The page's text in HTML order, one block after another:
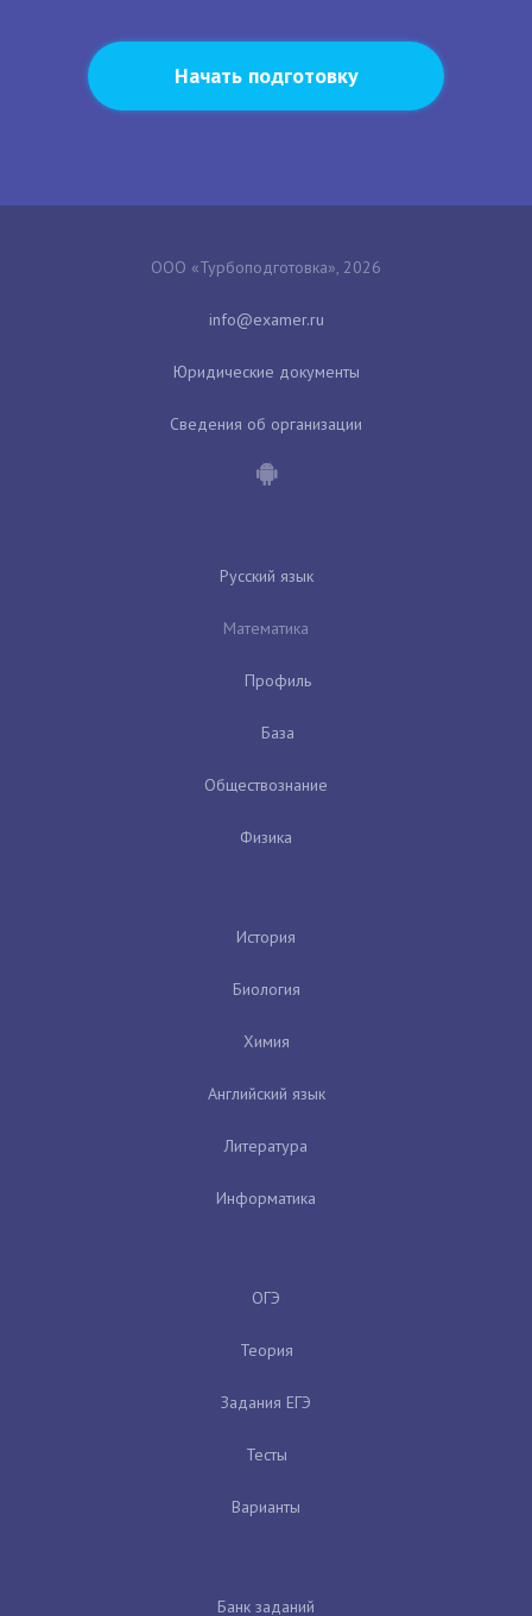
Начать подготовку
ООО «Турбоподготовка», 2026
Юридические документы
Сведения об организации
Русский язык
Математика
Профиль
База
Обществознание
Физика
История
Биология
Химия
Английский язык
Литература
Информатика
ОГЭ
Теория
Задания ЕГЭ
Тесты
Варианты
Банк заданий